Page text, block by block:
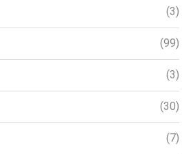
(3)
(99)
(3)
(30)
(7)